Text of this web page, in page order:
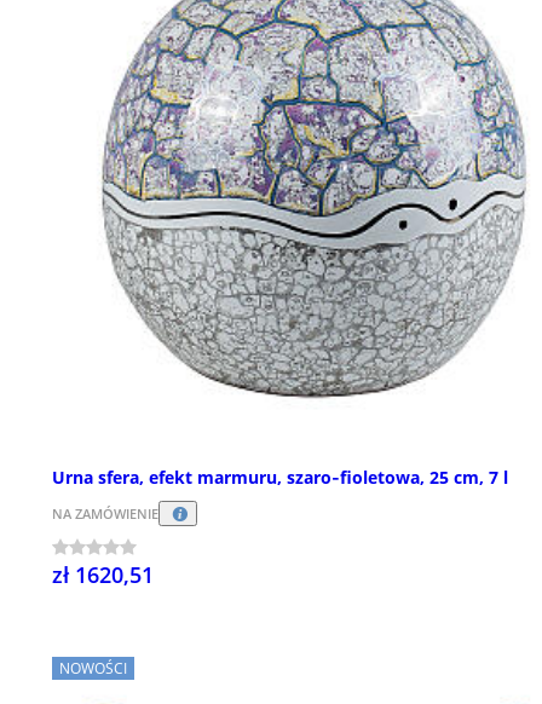
Urna sfera, efekt marmuru, szaro‑fioletowa, 25 cm, 7 l
NA ZAMÓWIENIE
zł 1620,51
NOWOŚCI